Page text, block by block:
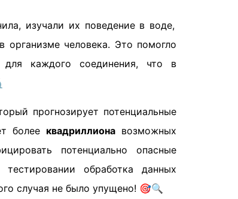
изучали их поведение в воде,
организме человека. Это помогло
для каждого соединения, что в
прогнозирует потенциальные
более квадриллионавозможных
потенциально опасные
обработка данных
случая не было упущено! 🎯🔍